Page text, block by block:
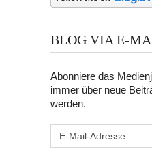
BLOG VIA E-
Abonniere das
immer über neue
werden.